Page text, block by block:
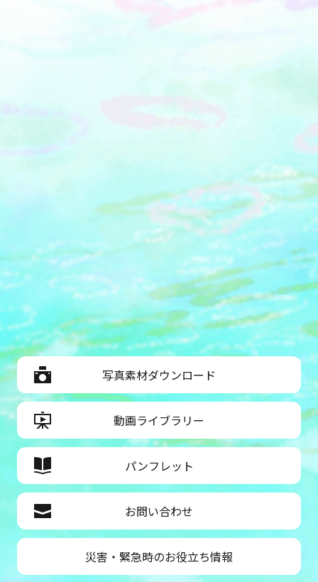
写真素材ダウンロード
動画ライブラリー
パンフレット
お問い合わせ
災害・緊急時のお役立ち情報